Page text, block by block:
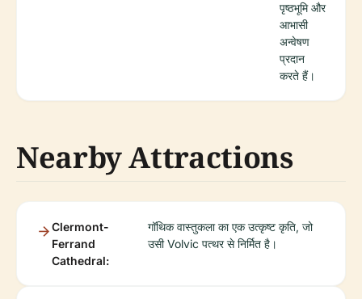
पृष्ठभूमि और
आभासी
अन्वेषण
प्रदान
करते हैं।
Nearby Attractions
Clermont-
Ferrand
Cathedral:
गॉथिक वास्तुकला का एक उत्कृष्ट कृति, जो
उसी Volvic पत्थर से निर्मित है।